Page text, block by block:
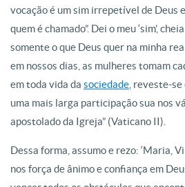
vocação é um sim irrepetível de Deus
quem é chamado”. Dei o meu ‘sim’,
somente o que Deus quer na minha
em nossos dias, as mulheres tomam
em toda vida da sociedade , reveste-
uma mais larga participação sua nos
apostolado da Igreja” (Vaticano II).
Dessa forma, assumo e rezo: ‘Maria,
nos força de ânimo e confiança em